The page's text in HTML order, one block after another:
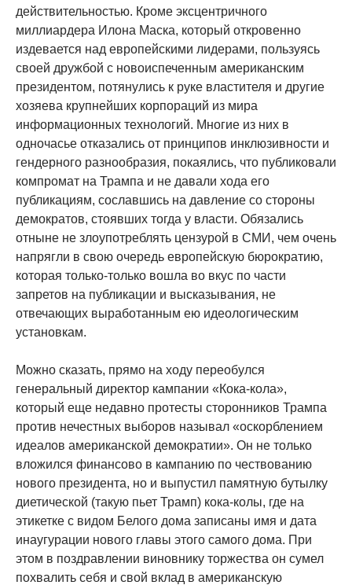
действительностью. Кроме эксцентричного
миллиардера Илона Маска, который откровенно
издевается над европейскими лидерами, пользуясь
своей дружбой с новоиспеченным американским
президентом, потянулись к руке властителя и другие
хозяева крупнейших корпораций из мира
информационных технологий. Многие из них в
одночасье отказались от принципов инклюзивности и
гендерного разнообразия, покаялись, что публиковали
компромат на Трампа и не давали хода его
публикациям, сославшись на давление со стороны
демократов, стоявших тогда у власти. Обязались
отныне не злоупотреблять цензурой в СМИ, чем очень
напрягли в свою очередь европейскую бюрократию,
которая только-только вошла во вкус по части
запретов на публикации и высказывания, не
отвечающих выработанным ею идеологическим
установкам.
Можно сказать, прямо на ходу переобулся
генеральный директор кампании «Кока-кола»,
который еще недавно протесты сторонников Трампа
против нечестных выборов называл «оскорблением
идеалов американской демократии». Он не только
вложился финансово в кампанию по чествованию
нового президента, но и выпустил памятную бутылку
диетической (такую пьет Трамп) кока-колы, где на
этикетке с видом Белого дома записаны имя и дата
инаугурации нового главы этого самого дома. При
этом в поздравлении виновнику торжества он сумел
похвалить себя и свой вклад в американскую